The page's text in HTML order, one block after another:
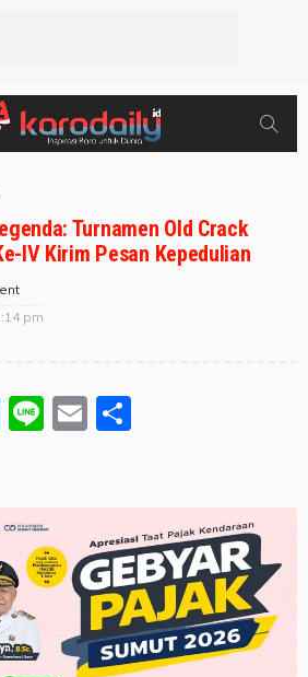
Turnamen Old Crack
IV Kirim Pesan Kepedulian
pm
Telegram
LineEmail